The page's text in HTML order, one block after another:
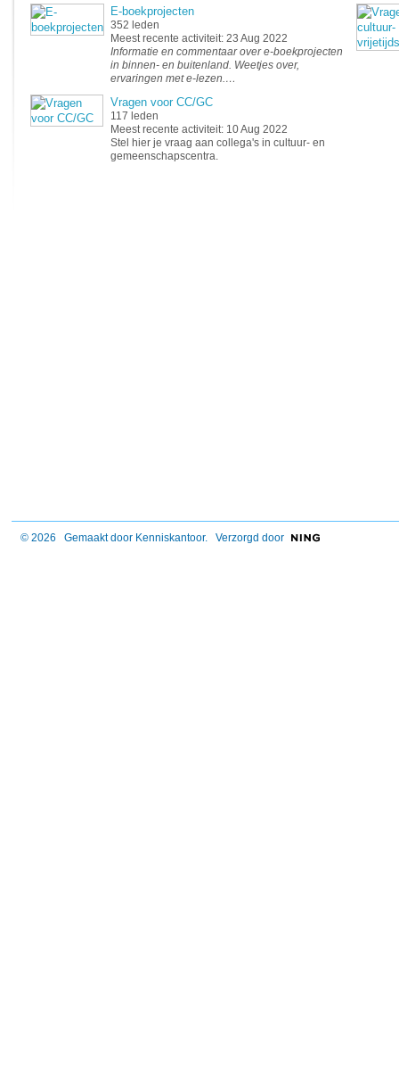
E-boekprojecten
352 leden
Meest recente activiteit: 23 Aug 2022
Informatie en commentaar over e-boekprojecten
in binnen- en buitenland. Weetjes over,
ervaringen met e-lezen.…
Vragen voor CC/GC
117 leden
Meest recente activiteit: 10 Aug 2022
Stel hier je vraag aan collega's in cultuur- en
gemeenschapscentra.
© 2026 Gemaakt door Kenniskantoor. Verzorgd door